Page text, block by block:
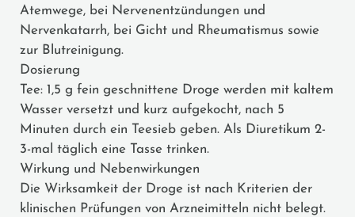
Atemwege, bei Nervenentzündungen und
Nervenkatarrh, bei Gicht und Rheumatismus sowie
zur Blutreinigung.
Dosierung
Tee: 1,5 g fein geschnittene Droge werden mit kaltem
Wasser versetzt und kurz aufgekocht, nach 5
Minuten durch ein Teesieb geben. Als Diuretikum 2-
3-mal täglich eine Tasse trinken.
Wirkung und Nebenwirkungen
Die Wirksamkeit der Droge ist nach Kriterien der
klinischen Prüfungen von Arzneimitteln nicht belegt.